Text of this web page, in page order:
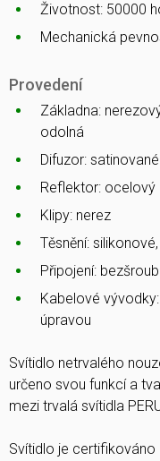
Životnost: 50000
Mechanická
Provedení
Základna:
odolná
Difuzor:
Reflektor: ocelový
Klipy: nerez
Těsnění:
Připojení:
Kabelové
úpravou
Svítidlo netrvalého
určeno svou funkcí a
mezi trvalá svítidla
Svítidlo je